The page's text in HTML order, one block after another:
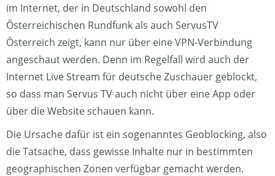
im Internet, der in Deutschland sowohl den
Österreichischen Rundfunk als auch ServusTV
Österreich zeigt, kann nur über eine VPN-Verbindung
angeschaut werden. Denn im Regelfall wird auch der
Internet Live Stream für deutsche Zuschauer geblockt,
so dass man Servus TV auch nicht über eine App oder
über die Website schauen kann.
Die Ursache dafür ist ein sogenanntes Geoblocking, also
die Tatsache, dass gewisse Inhalte nur in bestimmten
geographischen Zonen verfügbar gemacht werden.